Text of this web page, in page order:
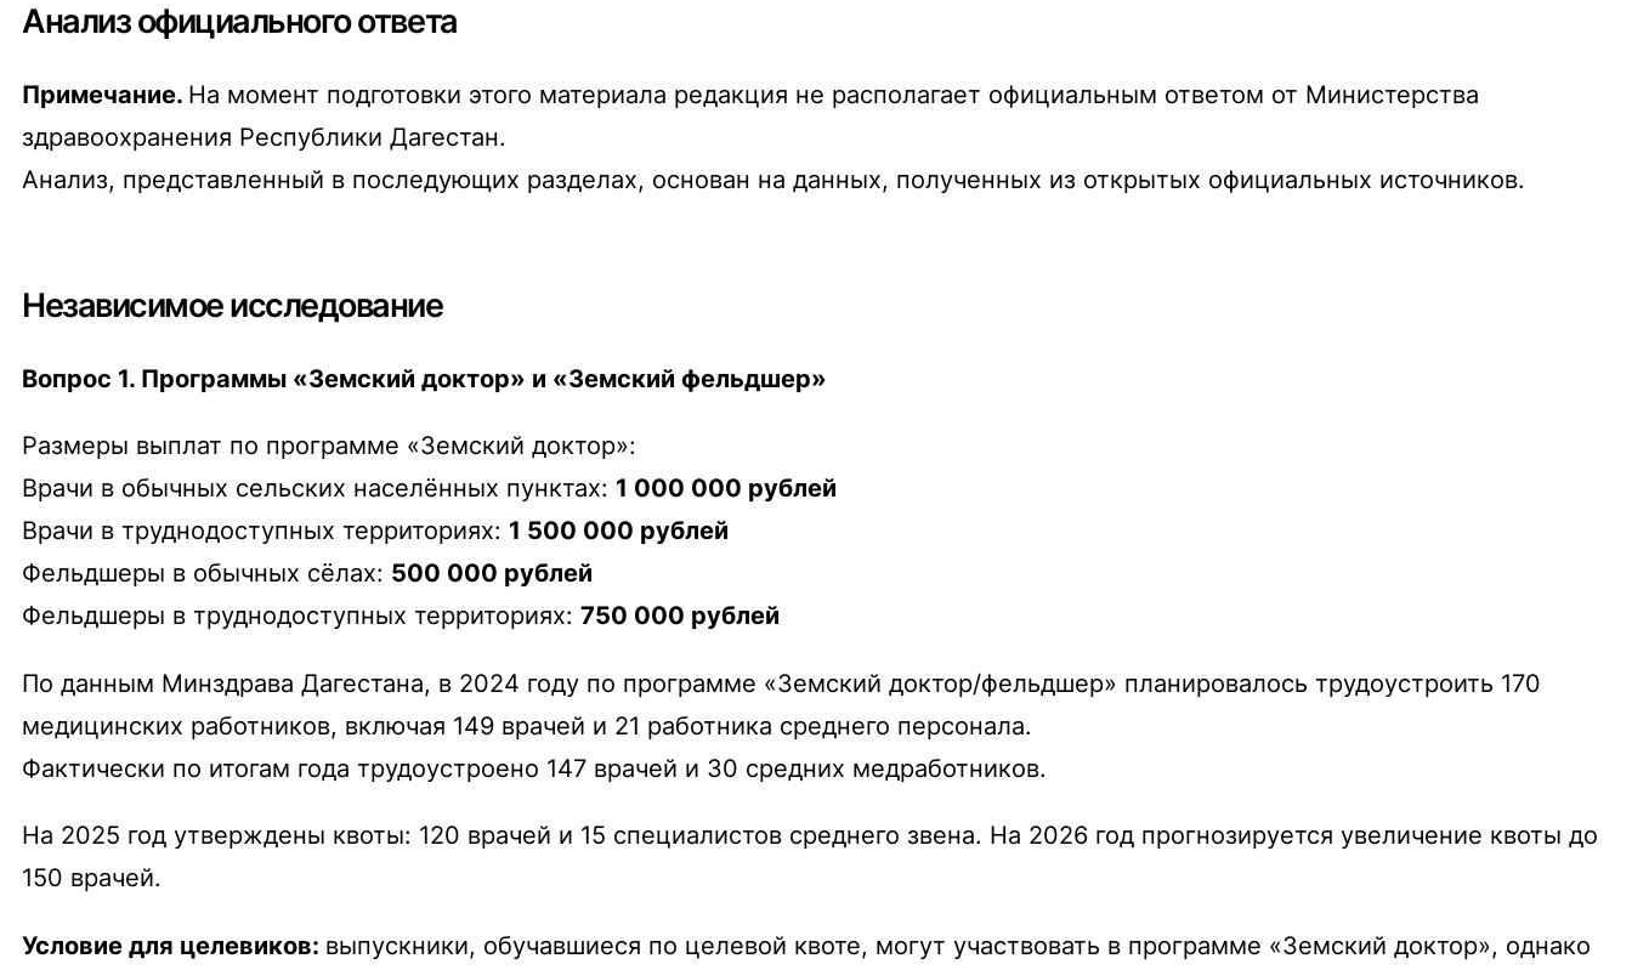
Анализ официального ответа
Примечание. На момент подготовки этого материала редакция не располагает официальным ответом от Министерства
здравоохранения Республики Дагестан.
Анализ, представленный в последующих разделах, основан на данных, полученных из открытых официальных источников.
Независимое исследование
Вопрос 1. Программы «Земский доктор» и «Земский фельдшер»
Размеры выплат по программе «Земский доктор»:
Врачи в обычных сельских населённых пунктах: 1 000 000 рублей
Врачи в труднодоступных территориях: 1 500 000 рублей
Фельдшеры в обычных сёлах: 500 000 рублей
Фельдшеры в труднодоступных территориях: 750 000 рублей
По данным Минздрава Дагестана, в 2024 году по программе «Земский доктор/фельдшер» планировалось трудоустроить 170
медицинских работников, включая 149 врачей и 21 работника среднего персонала.
Фактически по итогам года трудоустроено 147 врачей и 30 средних медработников.
На 2025 год утверждены квоты: 120 врачей и 15 специалистов среднего звена. На 2026 год прогнозируется увеличение квоты до
150 врачей.
Условие для целевиков: выпускники, обучавшиеся по целевой квоте, могут участвовать в программе «Земский доктор», однако